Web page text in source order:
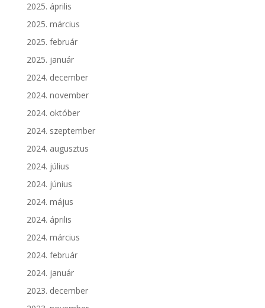
2025. április
2025. március
2025. február
2025. január
2024. december
2024. november
2024. október
2024. szeptember
2024. augusztus
2024. július
2024. június
2024. május
2024. április
2024. március
2024. február
2024. január
2023. december